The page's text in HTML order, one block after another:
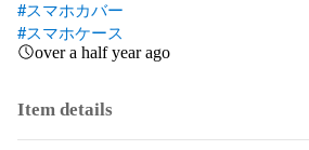
#スマホカバー
#スマホケース
over a half year ago
Item details